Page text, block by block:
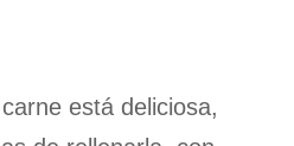
está deliciosa,